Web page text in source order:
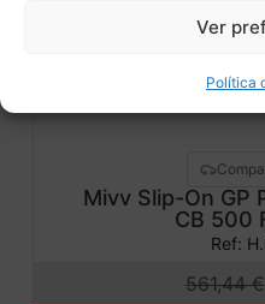
Ver
Política
Mivv Slip-On GP
CB 500
Ref:
561,44€